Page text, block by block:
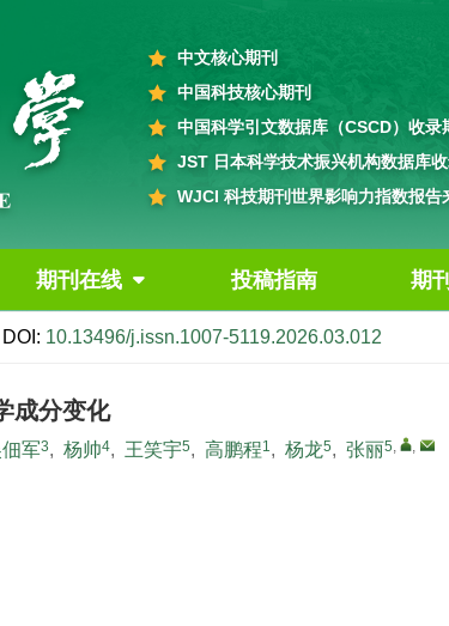
中文核心期刊
中国科技核心期刊
中国科学引文数据库（CSCD）收录
JST 日本科学技术振兴机构数据库收
WJCI 科技期刊世界影响力指数报告
期刊在线 投稿指南 期
10.13496/j.issn.1007-5119.2026.03.012
成分变化
军3, 杨帅4, 王笑宇5, 高鹏程1, 杨龙5, 张丽5, ,